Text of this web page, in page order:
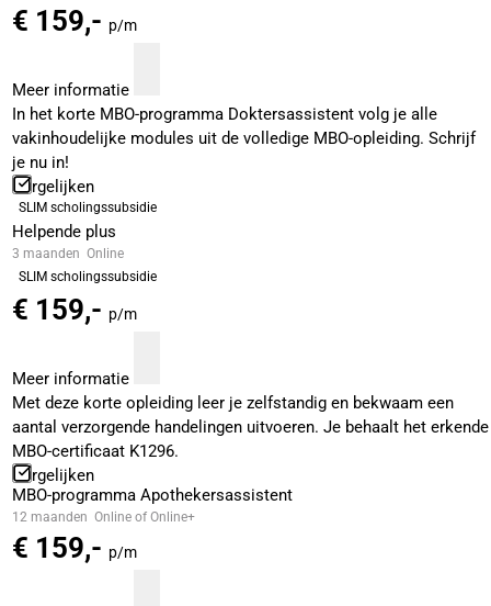
€ 159,- p/m
Meer informatie
In het korte MBO-programma Doktersassistent volg je alle
vakinhoudelijke modules uit de volledige MBO-opleiding. Schrijf
je nu in!
Vergelijken
SLIM scholingssubsidie
Helpende plus
3 maanden Online
SLIM scholingssubsidie
€ 159,- p/m
Meer informatie
Met deze korte opleiding leer je zelfstandig en bekwaam een
aantal verzorgende handelingen uitvoeren. Je behaalt het erkende
MBO-certificaat K1296.
Vergelijken
MBO-programma Apothekersassistent
12 maanden Online of Online+
€ 159,- p/m